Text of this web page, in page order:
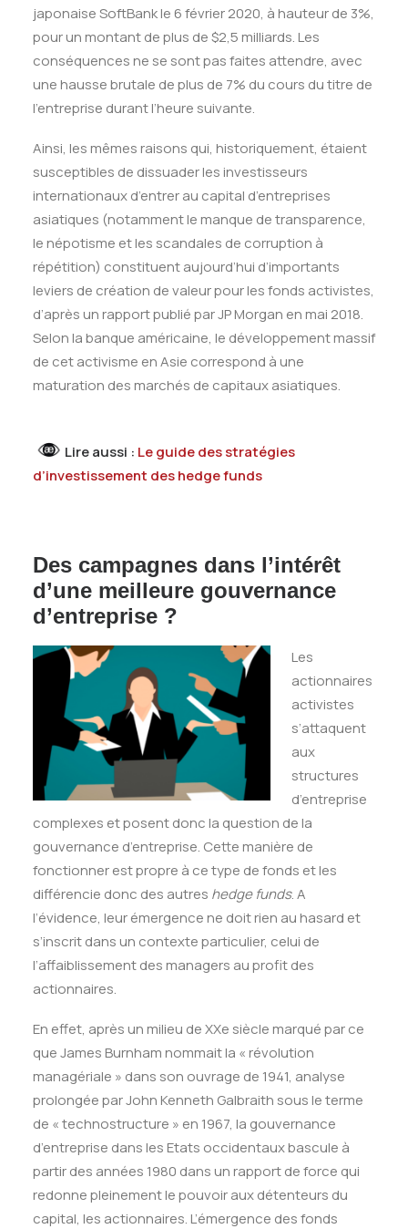
japonaise SoftBank le 6 février 2020, à hauteur de 3%,
pour un montant de plus de $2,5 milliards. Les
conséquences ne se sont pas faites attendre, avec
une hausse brutale de plus de 7% du cours du titre de
l’entreprise durant l’heure suivante.
Ainsi, les mêmes raisons qui, historiquement, étaient
susceptibles de dissuader les investisseurs
internationaux d’entrer au capital d’entreprises
asiatiques (notamment le manque de transparence,
le népotisme et les scandales de corruption à
répétition) constituent aujourd’hui d’importants
leviers de création de valeur pour les fonds activistes,
d’après un rapport publié par JP Morgan en mai 2018.
Selon la banque américaine, le développement massif
de cet activisme en Asie correspond à une
maturation des marchés de capitaux asiatiques.
Lire aussi : Le guide des stratégies
d’investissement des hedge funds
Des campagnes dans l’intérêt
d’une meilleure gouvernance
d’entreprise ?
Les
actionnaires
activistes
s’attaquent
aux
structures
d’entreprise
complexes et posent donc la question de la
gouvernance d’entreprise. Cette manière de
fonctionner est propre à ce type de fonds et les
différencie donc des autres hedge funds. A
l’évidence, leur émergence ne doit rien au hasard et
s’inscrit dans un contexte particulier, celui de
l’affaiblissement des managers au profit des
actionnaires.
En effet, après un milieu de XXe siècle marqué par ce
que James Burnham nommait la « révolution
managériale » dans son ouvrage de 1941, analyse
prolongée par John Kenneth Galbraith sous le terme
de « technostructure » en 1967, la gouvernance
d’entreprise dans les Etats occidentaux bascule à
partir des années 1980 dans un rapport de force qui
redonne pleinement le pouvoir aux détenteurs du
capital, les actionnaires. L’émergence des fonds